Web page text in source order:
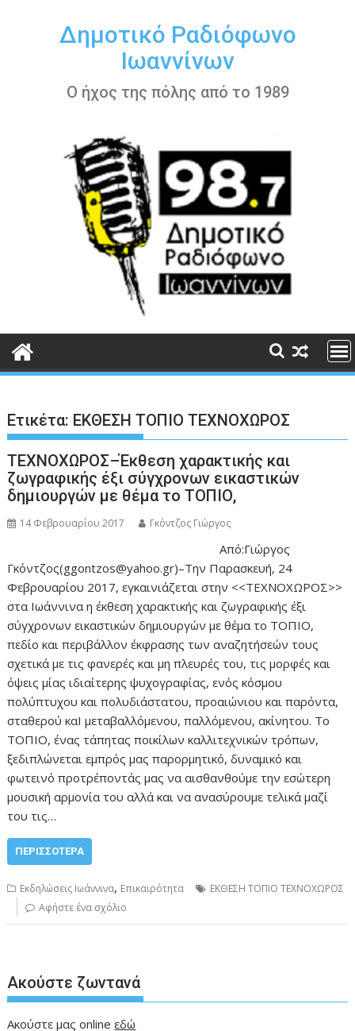
περιεχόμενοΔημοτικό Ραδιόφωνο
Ιωαννίνων
Ο ήχος της πόλης από το 1989
Ετικέτα: ΕΚΘΕΣΗ ΤΟΠΙΟ ΤΕΧΝΟΧΩΡΟΣ
ΤΕΧΝΟΧΩΡΟΣ–Έκθεση χαρακτικής και
ζωγραφικής έξι σύγχρονων εικαστικών
δημιουργών με θέμα το ΤΟΠΙΟ,
14 Φεβρουαρίου 2017 Γκόντζος Γιώργος
Από:Γιώργος
Γκόντζος(ggontzos@yahoo.gr)–Την Παρασκευή, 24
Φεβρουαρίου 2017, εγκαινιάζεται στην <<ΤΕΧΝΟΧΩΡΟΣ>>
στα Ιωάννινα η έκθεση χαρακτικής και ζωγραφικής έξι
σύγχρονων εικαστικών δημιουργών με θέμα το ΤΟΠΙΟ,
πεδίο και περιβάλλον έκφρασης των αναζητήσεών τους
σχετικά με τις φανερές και μη πλευρές του, τις μορφές και
όψεις μίας ιδιαίτερης ψυχογραφίας, ενός κόσμου
πολύπτυχου και πολυδιάστατου, προαιώνιου και παρόντα,
σταθερού καΙ μεταβαλλόμενου, παλλόμενου, ακίνητου. Το
ΤΟΠΙΟ, ένας τάπητας ποικίλων καλλιτεχνικών τρόπων,
ξεδιπλώνεται εμπρός μας παρορμητικό, δυναμικό και
φωτεινό προτρέποντάς μας να αισθανθούμε την εσώτερη
μουσική αρμονία του αλλά και να ανασύρουμε τελικά μαζί
του τις…
ΠΕΡΙΣΣΌΤΕΡΑ
Εκδηλώσεις Ιωάννινα, Επικαιρότητα
ΕΚΘΕΣΗ ΤΟΠΙΟ ΤΕΧΝΟΧΩΡΟΣ
Αφήστε ένα σχόλιο
Ακούστε ζωντανά
Ακούστε μας onlineεδώ